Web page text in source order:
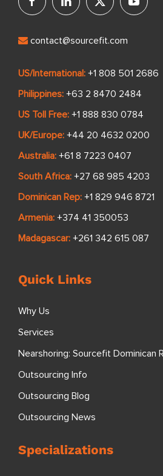
contact@sourcefit.com
US/International: +1 808 501 2686
Philippines: +63 2 8470 2484
US Toll Free: +1 888 830 0784
UK/Europe: +44 20 4632 0200
Australia: +61 8 7223 0407
South Africa: +27 68 985 4203
Dominican Rep: +1 829 946 8721
Armenia: +374 41 350053
Madagascar: +261 342 615 087
Quick Links
Why Us
Services
Nearshoring: Sourcefit Dominican
Outsourcing Info
Outsourcing Blog
Outsourcing News
Specializations